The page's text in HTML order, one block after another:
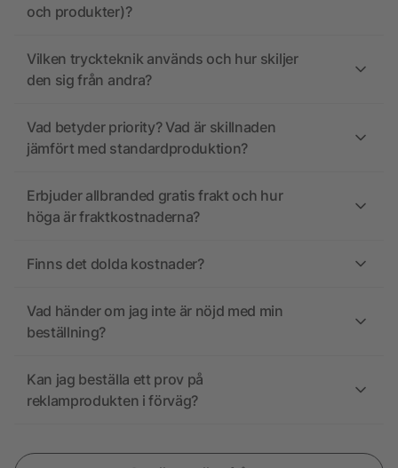
och produkter)?
Vilken tryckteknik används och hur skiljer
den sig från andra?
Vad betyder priority? Vad är skillnaden
jämfört med standardproduktion?
Erbjuder allbranded gratis frakt och hur
höga är fraktkostnaderna?
Finns det dolda kostnader?
Vad händer om jag inte är nöjd med min
beställning?
Kan jag beställa ett prov på
reklamprodukten i förväg?